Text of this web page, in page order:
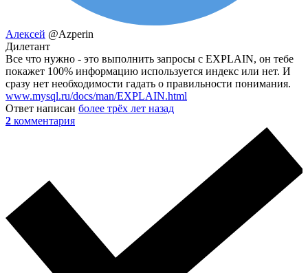
Алексей @Azperin
Дилетант
Все что нужно - это выполнить запросы с EXPLAIN, он тебе
покажет 100% информацию используется индекс или нет. И
сразу нет необходимости гадать о правильности понимания.
www.mysql.ru/docs/man/EXPLAIN.html
Ответ написан более трёх лет назад
2 комментария